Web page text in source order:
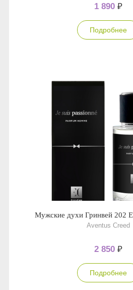
1 890 ₽
Подробнее
Мужские духи Гринвей 202
Aventus Creed
2 850 ₽
Подробнее